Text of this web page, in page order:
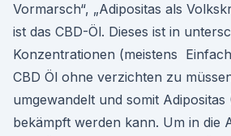
Vormarsch“, „Adipositas als
ist das CBD-Öl. Dieses ist in
Konzentrationen (meistens
CBD Öl ohne verzichten zu
umgewandelt und somit Adipositas
bekämpft werden kann. Um in die